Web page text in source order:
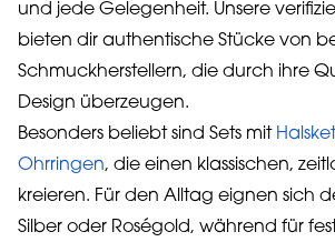
und jede Gelegenheit. Unsere
bieten dir authentische Stücke von
Schmuckherstellern, die durch ihre
Design überzeugen.
Besonders beliebt sind Sets mit
Ohrringen, die einen klassischen,
kreieren. Für den Alltag eignen sich
Silber oder Roségold, während für